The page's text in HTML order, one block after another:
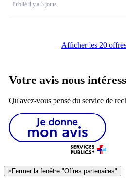
Publié il y a 3 jours
Afficher les 20
Votre avis nous
Qu'avez-vous pensé du service de
×Fermer la fenêtre "Offres partenaires"